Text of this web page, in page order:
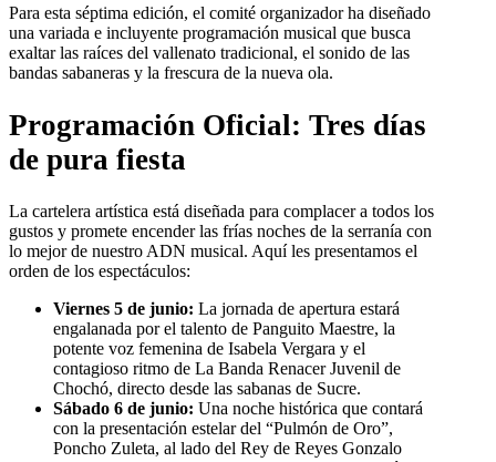
Para esta séptima edición, el comité organizador ha diseñado
una variada e incluyente programación musical que busca
exaltar las raíces del vallenato tradicional, el sonido de las
bandas sabaneras y la frescura de la nueva ola.
Programación Oficial: Tres días
de pura fiesta
La cartelera artística está diseñada para complacer a todos los
gustos y promete encender las frías noches de la serranía con
lo mejor de nuestro ADN musical. Aquí les presentamos el
orden de los espectáculos:
Viernes 5 de junio: La jornada de apertura estará
engalanada por el talento de Panguito Maestre, la
potente voz femenina de Isabela Vergara y el
contagioso ritmo de La Banda Renacer Juvenil de
Chochó, directo desde las sabanas de Sucre.
Sábado 6 de junio: Una noche histórica que contará
con la presentación estelar del “Pulmón de Oro”,
Poncho Zuleta, al lado del Rey de Reyes Gonzalo